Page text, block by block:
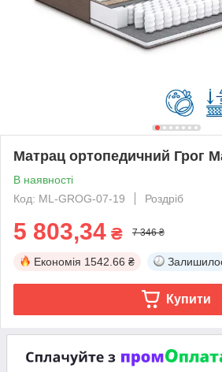
Матрац ортопедичний Грог
В наявності
Код: ML-GROG-07-19
Роздріб
5 803,34 ₴ 7 346 ₴
Економія 1542.66 ₴
Купити